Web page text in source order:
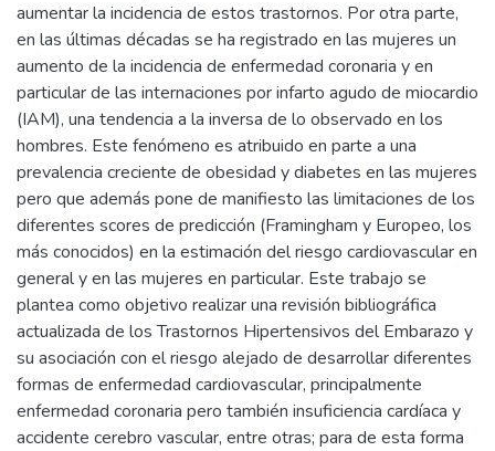
aumentar la incidencia de estos trastornos. Por otra parte,
en las últimas décadas se ha registrado en las mujeres un
aumento de la incidencia de enfermedad coronaria y en
particular de las internaciones por infarto agudo de miocardio
(IAM), una tendencia a la inversa de lo observado en los
hombres. Este fenómeno es atribuido en parte a una
prevalencia creciente de obesidad y diabetes en las mujeres
pero que además pone de manifiesto las limitaciones de los
diferentes scores de predicción (Framingham y Europeo, los
más conocidos) en la estimación del riesgo cardiovascular en
general y en las mujeres en particular. Este trabajo se
plantea como objetivo realizar una revisión bibliográfica
actualizada de los Trastornos Hipertensivos del Embarazo y
su asociación con el riesgo alejado de desarrollar diferentes
formas de enfermedad cardiovascular, principalmente
enfermedad coronaria pero también insuficiencia cardíaca y
accidente cerebro vascular, entre otras; para de esta forma